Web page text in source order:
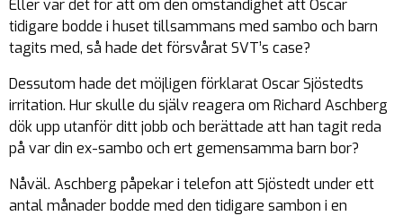
Eller var det för att om den omständighet att Oscar
tidigare bodde i huset tillsammans med sambo och barn
tagits med, så hade det försvårat SVT’s case?
Dessutom hade det möjligen förklarat Oscar Sjöstedts
irritation. Hur skulle du själv reagera om Richard Aschberg
dök upp utanför ditt jobb och berättade att han tagit reda
på var din ex-sambo och ert gemensamma barn bor?
Nåväl. Aschberg påpekar i telefon att Sjöstedt under ett
antal månader bodde med den tidigare sambon i en